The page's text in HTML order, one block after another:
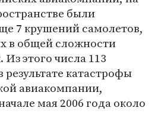
были
7 крушений самолетов,
в общей сложности
Из этого числа 113
результате катастрофы
авиакомпании,
мая 2006 года около